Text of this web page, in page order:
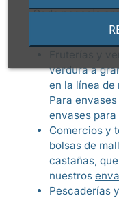
Cada negocio
producto distinto:
verdura a
en la línea de
Para
envases
Comercios y
bolsas de
castañas,
nuestros
Pescaderías